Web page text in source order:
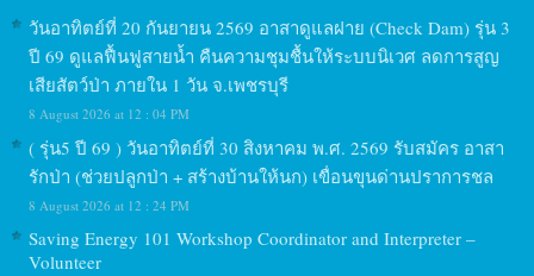
วันอาทิตย์ที่ 20 กันยายน 2569 อาสาดูแลฝาย (Check Dam) รุ่น 3
ปี 69 ดูแลฟื้นฟูสายน้ำ คืนความชุมชื้นให้ระบบนิเวศ ลดการสูญ
เสียสัตว์ป่า ภายใน 1 วัน จ.เพชรบุรี
8 August 2026 at 12 : 04 PM
( รุ่น5 ปี 69 ) วันอาทิตย์ที่ 30 สิงหาคม พ.ศ. 2569 รับสมัคร อาสา
รักป่า (ช่วยปลูกป่า + สร้างบ้านให้นก) เขื่อนขุนด่านปราการชล
8 August 2026 at 12 : 24 PM
Saving Energy 101 Workshop Coordinator and Interpreter –
Volunteer